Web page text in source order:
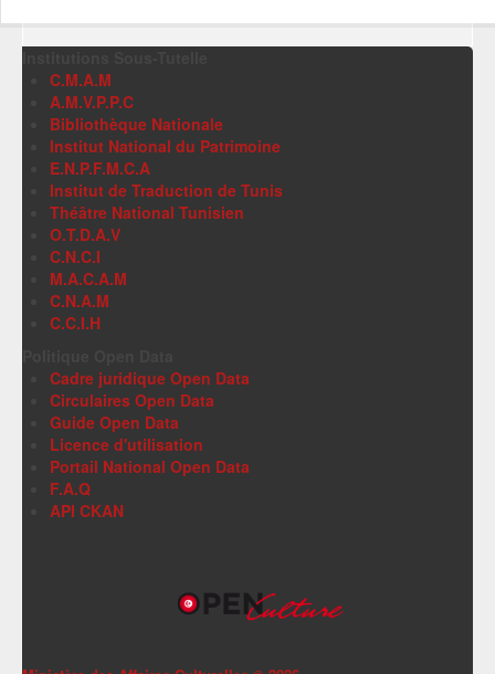
C.M.A.M
A.M.V.P.P.C
Bibliothèque Nationale
Institut National du Patrimoine
E.N.P.F.M.C.A
Institut de Traduction de Tunis
Théâtre National Tunisien
O.T.D.A.V
C.N.C.I
M.A.C.A.M
C.N.A.M
C.C.I.H
Cadre juridique Open Data
Circulaires Open Data
Guide Open Data
Licence d'utilisation
Portail National Open Data
F.A.Q
API CKAN